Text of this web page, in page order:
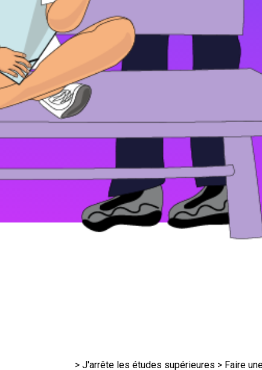
> J'arrête les études supérieures > Faire